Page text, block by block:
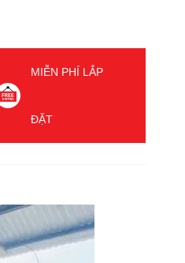
MIỄN PHÍ LẮP
ĐẶT